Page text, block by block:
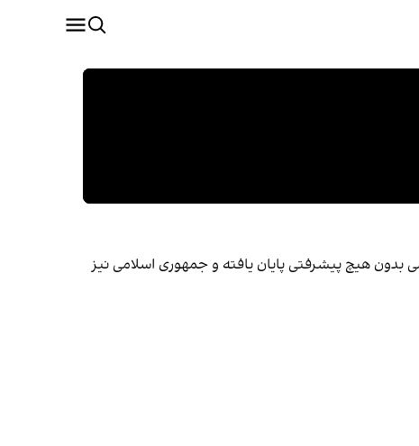
بدون هیچ پیشرفتی پایان یافته و جمهوری اسلامی نیز